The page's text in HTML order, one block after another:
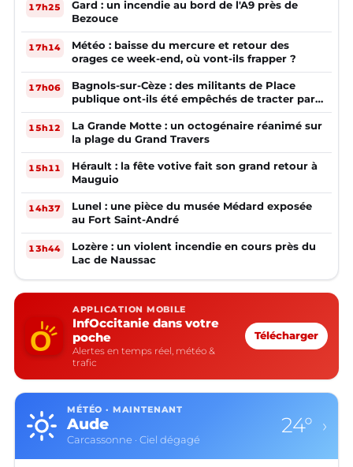
17h25
Gard : un incendie au bord de l'A9 près de
Bezouce
17h14
Météo : baisse du mercure et retour des
orages ce week-end, où vont-ils frapper ?
17h06
Bagnols-sur-Cèze : des militants de Place
publique ont-ils été empêchés de tracter par
la mairie ?
15h12
La Grande Motte : un octogénaire réanimé sur
la plage du Grand Travers
15h11
Hérault : la fête votive fait son grand retour à
Mauguio
14h37
Lunel : une pièce du musée Médard exposée
au Fort Saint-André
13h44
Lozère : un violent incendie en cours près du
Lac de Naussac
APPLICATION MOBILE
InfOccitanie dans votre
poche
Alertes en temps réel, météo &
trafic
Télécharger
MÉTÉO · MAINTENANT
Aude
Carcassonne · Ciel dégagé
24° ›